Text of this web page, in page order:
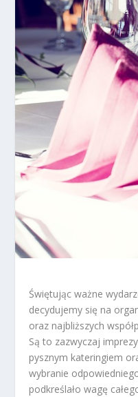
Świętując ważne
decydujemy się na
oraz najbliższych
Są to zazwyczaj
pysznym kateringiem
wybranie
podkreślało wagę